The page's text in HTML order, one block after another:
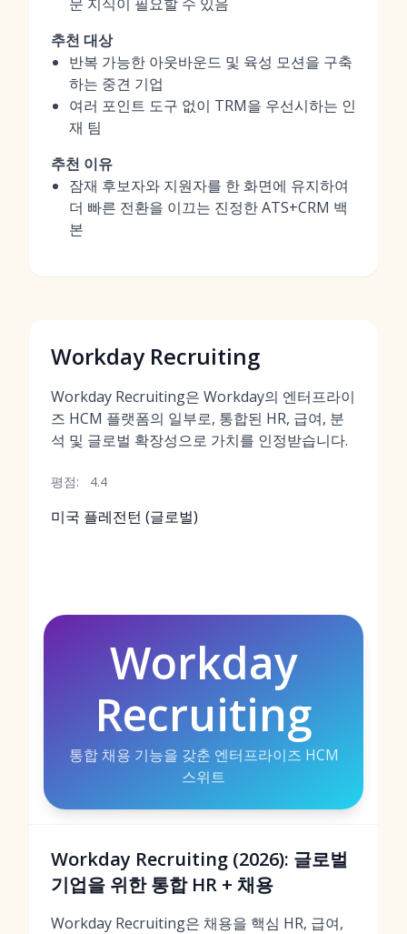
추천 대상
반복 가능한 아웃바운드 및 육성 모션을 구축
하는 중견 기업
여러 포인트 도구 없이 TRM을 우선시하는 인
재 팀
추천 이유
잠재 후보자와 지원자를 한 화면에 유지하여
더 빠른 전환을 이끄는 진정한 ATS+CRM 백
본
Workday Recruiting
Workday Recruiting은 Workday의 엔터프라이
즈 HCM 플랫폼의 일부로, 통합된 HR, 급여, 분
석 및 글로벌 확장성으로 가치를 인정받습니다.
평점: 4.4
미국 플레전턴 (글로벌)
Workday
Recruiting
통합 채용 기능을 갖춘 엔터프라이즈 HCM
스위트
Workday Recruiting (2026): 글로벌
기업을 위한 통합 HR + 채용
Workday Recruiting은 채용을 핵심 HR, 급여,